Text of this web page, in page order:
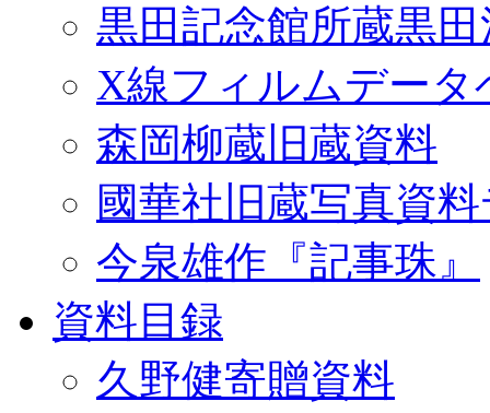
黒田記念館所蔵黒
X線フィルムデータ
森岡柳蔵旧蔵資料
國華社旧蔵写真資
今泉雄作『記事珠』
資料目録
久野健寄贈資料